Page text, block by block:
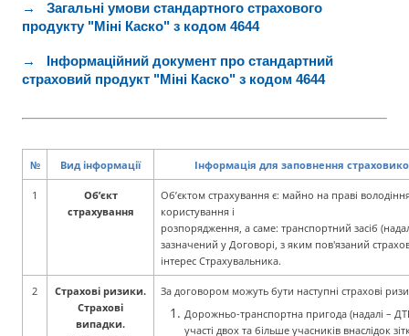
→ Загальні умови стандартного страхового
продукту "Міні Каско" з кодом 4644
→ Інформаційний документ про стандартний
страховий продукт "Міні Каско" з кодом 4644
№ Вид інформації Інформація для заповнення
1
Об’єкт
страхування
Об’єктом страхування є: майно на праві
користування і
розпорядження, а саме: транспортний засіб
зазначений у Договорі, з яким пов'язаний
інтерес Страхувальника.
2
Страхові ризики.
Страхові
випадки.
За договором можуть бути наступні страхові
Дорожньо-транспортна пригода (надалі –
участі двох та більше учасників внаслідок